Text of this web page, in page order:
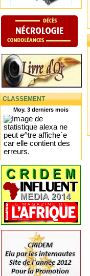
CLASSEMENT
Moy. 3 derniers mois